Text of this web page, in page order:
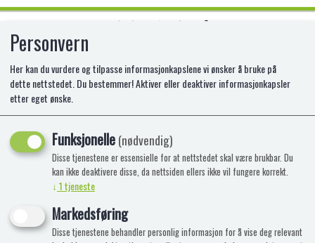
PAW PATROL DIE CAST PAW
PATROLLER
Personvern
Her kan du vurdere og tilpasse informasjonkapslene vi ønsker å bruke på
dette nettstedet. Du bestemmer! Aktiver eller deaktiver informasjonkapsler
etter eget ønske.
Funksjonelle(nødvendig)
Disse tjenestene er essensielle for at nettstedet skal være brukbar. Du
kan ikke deaktivere disse, da nettsiden ellers ikke vil fungere korrekt.
↓ 1tjeneste
Markedsføring
Disse tjenestene behandler personlig informasjon for å vise deg relevant